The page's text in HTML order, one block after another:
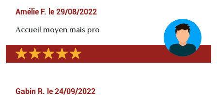
Amélie F. le 29/08/2022
Accueil moyen mais pro
Gabin R. le 24/09/2022